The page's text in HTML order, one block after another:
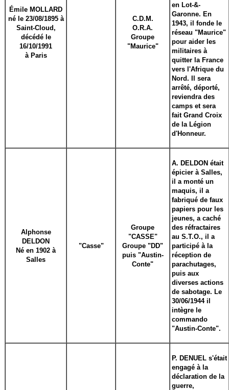
Émile MOLLARD
né le 23/08/1895 à
Saint-Cloud,
décédé le
16/10/1991
à Paris
C.D.M.
O.R.A.
Groupe
"Maurice"
en Lot-&-
Garonne. En
1943, il fonde le
réseau "Maurice"
pour aider les
militaires à
quitter la France
vers l'Afrique du
Nord. Il sera
arrêté, déporté,
reviendra des
camps et sera
fait Grand Croix
de la Légion
d'Honneur.
Alphonse
DELDON
Né en 1902 à
Salles
"Casse"
Groupe
"CASSE"
Groupe "DD"
puis "Austin-
Conte"
A. DELDON était
épicier à Salles,
il a monté un
maquis, il a
fabriqué de faux
papiers pour les
jeunes, a caché
des réfractaires
au S.T.O., il a
participé à la
réception de
parachutages,
puis aux
diverses actions
de sabotage. Le
30/06/1944 il
intègre le
commando
"Austin-Conte".
P. DENUEL s'était
engagé à la
déclaration de la
guerre,